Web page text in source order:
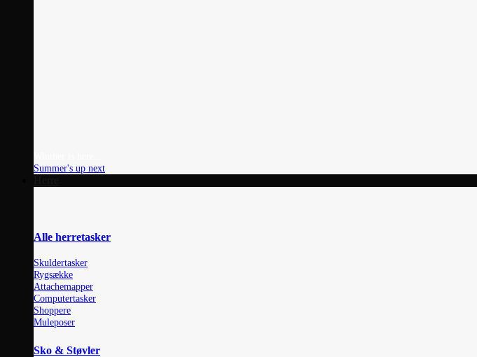
Summer's up next
Alle herretasker
Skuldertasker
Rygsække
Attachemapper
Computertasker
Shoppere
Muleposer
Sko & Støvler